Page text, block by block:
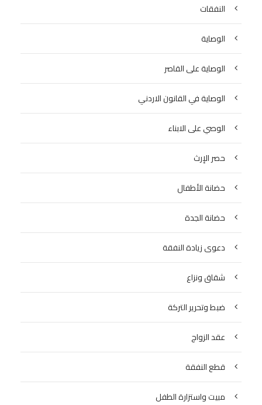
النفقات
الوصاية
الوصاية على القاصر
الوصاية في القانون الاردني
الوصي على الابناء
حصر الإرث
حضانة الأطفال
حضانة الجدة
دعوى زيادة النفقة
شقاق ونزاع
ضبط وتحرير التركة
عقد الزواج
قطع النفقة
مبيت واستزارة الطفل